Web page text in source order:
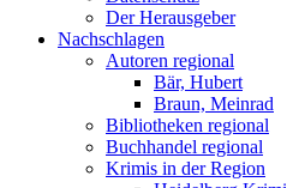
Der Herausgeber
Nachschlagen
Autoren regional
Bär, Hubert
Braun, Meinrad
Bibliotheken regional
Buchhandel regional
Krimis in der Region